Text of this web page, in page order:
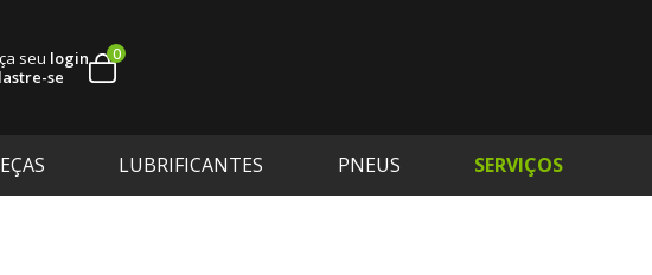
seu login
se
0
LUBRIFICANTES PNEUS SERVIÇOS